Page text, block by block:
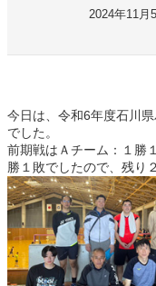
2024年11月
今日は、令和6年度石川
でした。
前期戦はＡチーム：１勝
勝１敗でしたので、残り